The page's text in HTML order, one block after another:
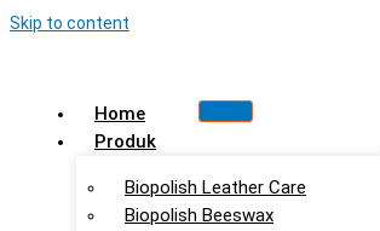
Skip to content
Home
Produk
Biopolish Leather Care
Biopolish Beeswax